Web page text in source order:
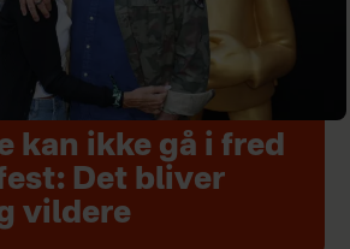
kan ikke gå i fred
Det bliver
vildere